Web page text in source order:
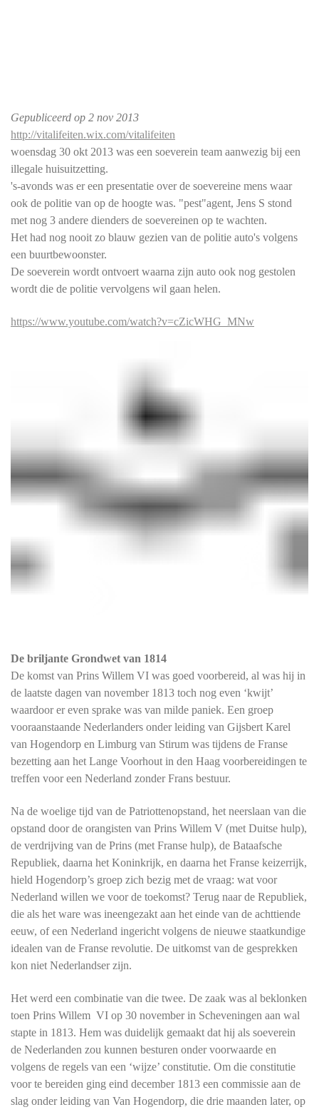
Gepubliceerd op 2 nov 2013
http://vitalifeiten.wix.com/vitalifeiten
woensdag 30 okt 2013 was een soeverein team aanwezig bij een
illegale huisuitzetting.
's-avonds was er een presentatie over de soevereine mens waar
ook de politie van op de hoogte was. "pest"agent, Jens S stond
met nog 3 andere dienders de soevereinen op te wachten.
Het had nog nooit zo blauw gezien van de politie auto's volgens
een buurtbewoonster.
De soeverein wordt ontvoert waarna zijn auto ook nog gestolen
wordt die de politie vervolgens wil gaan helen.
https://www.youtube.com/watch?v=cZicWHG_MNw
De briljante Grondwet van 1814
De komst van Prins Willem VI was goed voorbereid, al was hij in
de laatste dagen van november 1813 toch nog even ‘kwijt’
waardoor er even sprake was van milde paniek. Een groep
vooraanstaande Nederlanders onder leiding van Gijsbert Karel
van Hogendorp en Limburg van Stirum was tijdens de Franse
bezetting aan het Lange Voorhout in den Haag voorbereidingen te
treffen voor een Nederland zonder Frans bestuur.
Na de woelige tijd van de Patriottenopstand, het neerslaan van die
opstand door de orangisten van Prins Willem V (met Duitse hulp),
de verdrijving van de Prins (met Franse hulp), de Bataafsche
Republiek, daarna het Koninkrijk, en daarna het Franse keizerrijk,
hield Hogendorp’s groep zich bezig met de vraag: wat voor
Nederland willen we voor de toekomst? Terug naar de Republiek,
die als het ware was ineengezakt aan het einde van de achttiende
eeuw, of een Nederland ingericht volgens de nieuwe staatkundige
idealen van de Franse revolutie. De uitkomst van de gesprekken
kon niet Nederlandser zijn.
Het werd een combinatie van die twee. De zaak was al beklonken
toen Prins Willem VI op 30 november in Scheveningen aan wal
stapte in 1813. Hem was duidelijk gemaakt dat hij als soeverein
de Nederlanden zou kunnen besturen onder voorwaarde en
volgens de regels van een ‘wijze’ constitutie. Om die constitutie
voor te bereiden ging eind december 1813 een commissie aan de
slag onder leiding van Van Hogendorp, die drie maanden later, op